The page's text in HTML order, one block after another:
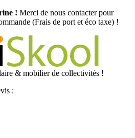
! Merci de nous contacter pour
(Frais de port et éco taxe) !
& mobilier de collectivités !
: